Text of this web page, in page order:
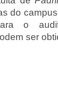
do
o
ser